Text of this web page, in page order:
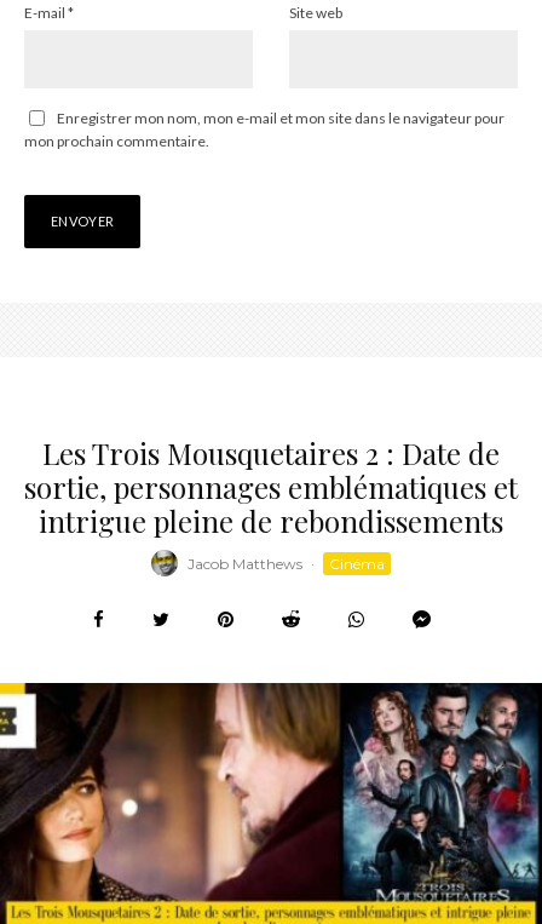
E-mail * Site web
Enregistrer mon nom, mon e-mail et mon site dans le navigateur pour
mon prochain commentaire.
Les Trois Mousquetaires 2 : Date de
sortie, personnages emblématiques et
intrigue pleine de rebondissements
Jacob Matthews · Cinéma